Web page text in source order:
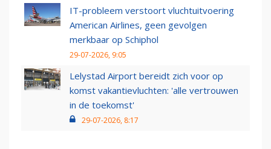
IT-probleem verstoort vluchtuitvoering
American Airlines, geen gevolgen
merkbaar op Schiphol
29-07-2026, 9:05
Lelystad Airport bereidt zich voor op
komst vakantievluchten: 'alle vertrouwen
in de toekomst'
29-07-2026, 8:17